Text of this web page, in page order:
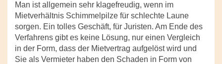
Man ist allgemein sehr klagefreudig, wenn im
Mietverhältnis Schimmelpilze für schlechte Laune
sorgen. Ein tolles Geschäft, für Juristen. Am Ende des
Verfahrens gibt es keine Lösung, nur einen Vergleich
in der Form, dass der Mietvertrag aufgelöst wird und
Sie als Vermieter haben den Schaden in Form von